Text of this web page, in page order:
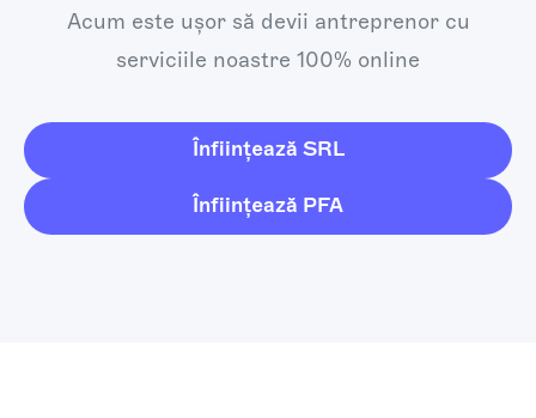
Acum este ușor să devii antreprenor cu
serviciile noastre 100% online
Înființează SRL
Înființează PFA